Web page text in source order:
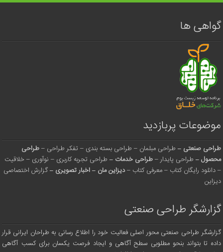
گواهی ها
موضوعات پربازدید
طراحی صنعتی – طراحی مبلمان – طراحی بسته بندی – تفکر طراحی –طراحی
محصول– طراحی پایدار–طراحی خدمات – طراحی تجربه کاربری – نوآوری –خلاقیت
–دانلود رایگان کتاب –معرفی کتاب –دیزاین مان –اخبار تصویری –گزارش اختصاصی
دیزاین
گزارشگر طراحی صنعتی
گزارشگر طراحی صنعتی محور اصلی فعالیت خود را اطلاع رسانی به طراحان ایرانی قرار
داده تا بتواند بنحو مطلوبی سطح آگاهی و ایجاد فرصت یکسان برای کسب آگاهی